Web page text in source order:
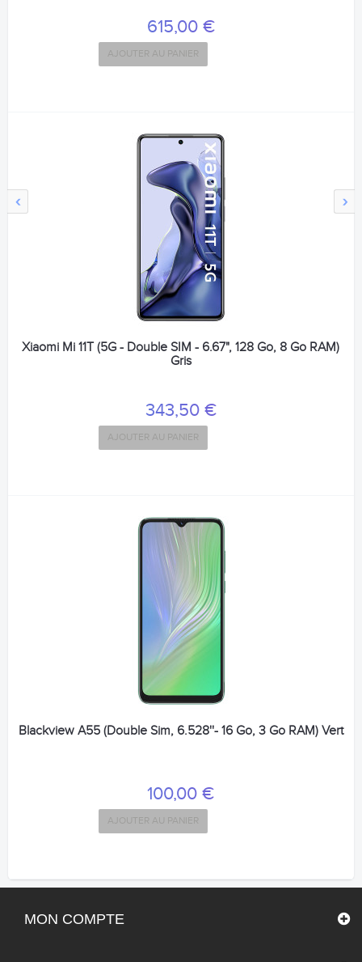
‹ ›
615,00 €
AJOUTER AU PANIER
Xiaomi Mi 11T (5G - Double SIM - 6.67", 128 Go, 8 Go RAM)
Gris
343,50 €
AJOUTER AU PANIER
Blackview A55 (Double Sim, 6.528''- 16 Go, 3 Go RAM) Vert
100,00 €
AJOUTER AU PANIER
MON COMPTE